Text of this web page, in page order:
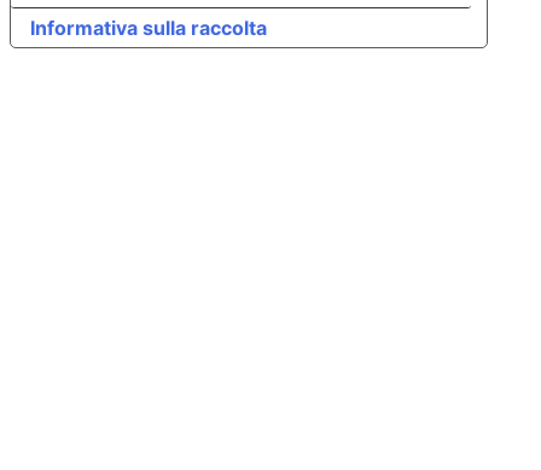
Informativa sulla raccolta